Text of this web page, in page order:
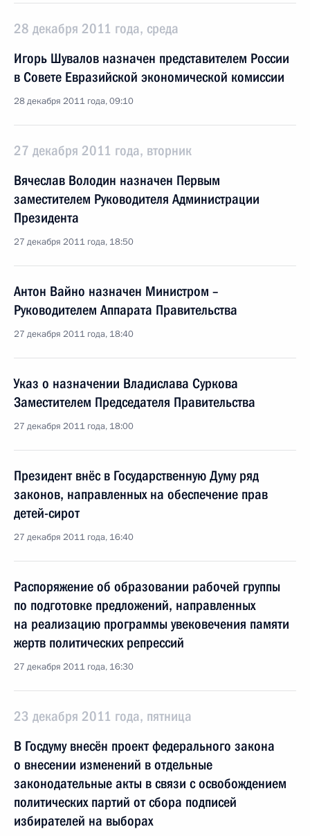
28 декабря 2011 года, среда
Игорь Шувалов назначен представителем России
в Совете Евразийской экономической комиссии
28 декабря 2011 года, 09:10
27 декабря 2011 года, вторник
Вячеслав Володин назначен Первым
заместителем Руководителя Администрации
Президента
27 декабря 2011 года, 18:50
Антон Вайно назначен Министром –
Руководителем Аппарата Правительства
27 декабря 2011 года, 18:40
Указ о назначении Владислава Суркова
Заместителем Председателя Правительства
27 декабря 2011 года, 18:00
Президент внёс в Государственную Думу ряд
законов, направленных на обеспечение прав
детей-сирот
27 декабря 2011 года, 16:40
Распоряжение об образовании рабочей группы
по подготовке предложений, направленных
на реализацию программы увековечения памяти
жертв политических репрессий
27 декабря 2011 года, 16:30
23 декабря 2011 года, пятница
В Госдуму внесён проект федерального закона
о внесении изменений в отдельные
законодательные акты в связи с освобождением
политических партий от сбора подписей
избирателей на выборах